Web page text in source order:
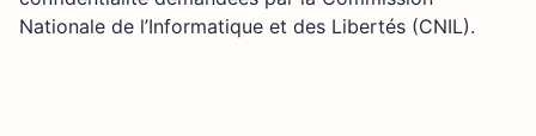
Nationale de l’Informatique et des Libertés (CNIL).